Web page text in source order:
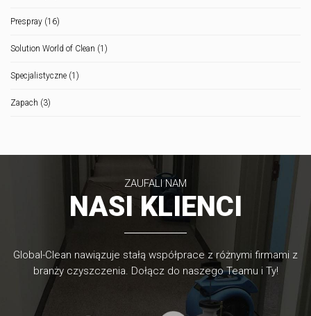
Prespray (16)
Solution World of Clean (1)
Specjalistyczne (1)
Zapach (3)
ZAUFALI NAM
NASI KLIENCI
Global-Clean nawiązuje stałą współprace z różnymi firmami z
branży czyszczenia. Dołącz do naszego Teamu i Ty!